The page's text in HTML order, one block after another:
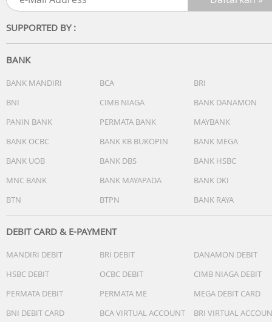
Dual Usage
Dapat digunakan di mobil atau di menja kantor Anda
SUPPORTED BY :
BANK
BANK MANDIRI BCA
BRI
BNI
CIMB NIAGA
BANK DANAMON
PANIN BANK
PERMATA BANK
MAYBANK
BANK OCBC
BANK KB BUKOPIN
BANK MEGA
BANK UOB
BANK DBS
BANK HSBC
MNC BANK
BANK MAYAPADA
BANK DKI
BTN
BTPN BANK RAYA
DEBIT CARD & E-PAYMENT
MANDIRI DEBIT BRI DEBIT
DANAMON DEBIT
HSBC DEBIT
OCBC DEBIT
CIMB NIAGA DEBIT
PERMATA DEBIT
PERMATA ME
MEGA DEBIT CARD
BNI DEBIT CARD
BCA VIRTUAL ACCOUNT
BRI VIRTUAL